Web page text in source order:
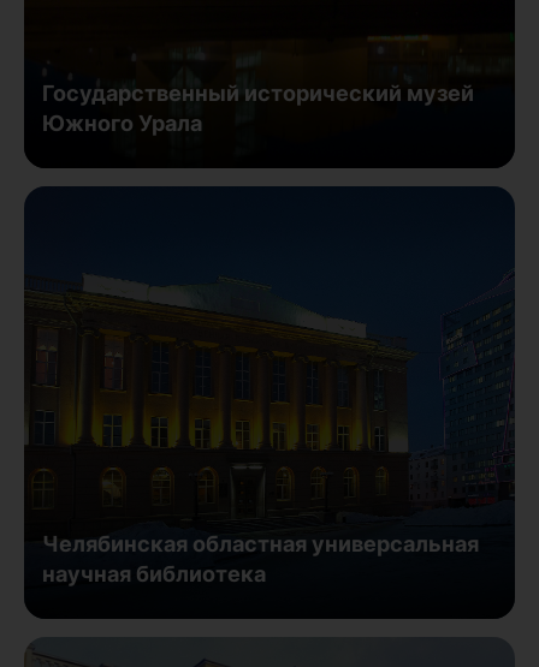
Государственный исторический музей
Южного Урала
Челябинская областная универсальная
научная библиотека